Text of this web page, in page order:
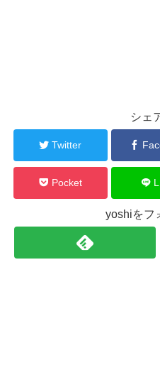
シェ
Twitter
Pocket
yoshiをフ